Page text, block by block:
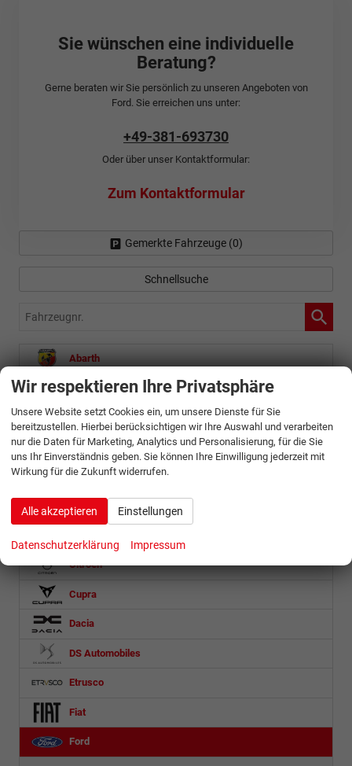
Sie wünschen eine individuelle
Beratung?
Gerne beraten wir Sie persönlich zu unseren Angeboten von
Ford. Sie erreichen uns unter:
+49-381-693730
Oder über unser Kontaktformular:
Zum Kontaktformular
Gemerkte Fahrzeuge (0)
Schnellsuche
Fahrzeugnr.
Abarth
Alfa Romeo
Audi
Baic
Bentley
BMW
Citroën
Cupra
Dacia
DS Automobiles
Etrusco
Fiat
Ford
Wir respektieren Ihre Privatsphäre
Unsere Website setzt Cookies ein, um unsere Dienste für Sie
bereitzustellen. Hierbei berücksichtigen wir Ihre Auswahl und verarbeiten
nur die Daten für Marketing, Analytics und Personalisierung, für die Sie
uns Ihr Einverständnis geben. Sie können Ihre Einwilligung jederzeit mit
Wirkung für die Zukunft widerrufen.
Alle akzeptieren Einstellungen
Datenschutzerklärung Impressum